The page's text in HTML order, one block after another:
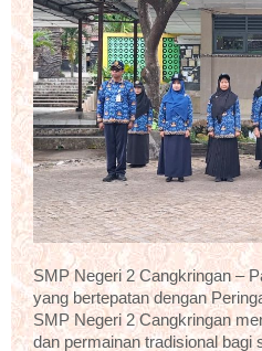
SMP Negeri 2 Cangkringan –
yang bertepatan dengan
SMP Negeri 2 Cangkringan
dan permainan tradisional bagi